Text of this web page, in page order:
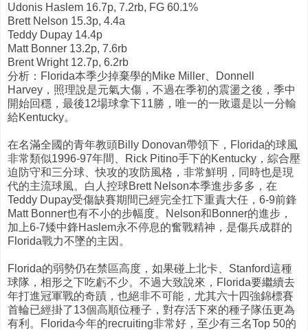
Udonis Haslem 16.7p, 7.2rb, FG 60.1%
Brett Nelson 15.3p, 4.4a
Teddy Dupay 14.4p
Matt Bonner 13.2p, 7.6rb
Brent Wright 12.7p, 6.2rb
分析：Florida本季少掉棄學的Mike Miller、Donnell
Harvey，照理說是元氣大傷，不過在季初的震盪之後，季中
開始回穩，最後12場球拿下11勝，唯一的一敗還是以一分輸
給Kentucky。
在名滿全國的青年教頭Billy Donovan帶領下，Florida的球風
非常類似1996-97年間、Rick Pitino手下的Kentucky，綜合壓
迫防守和三分球、快攻的攻防風格，非常鮮明，同時也是現
代的主流球風。白人控球Brett Nelson本季進步多多，在
Teddy Dupay受傷缺賽期間已經完全扛下重責大任，6-9前鋒
Matt Bonner也有不小的步幅度。Nelson和Bonner的進步，
加上6-7矮中鋒Haslem永不停息的奮戰精神，是傷兵成群的
Florida戰力不墜的主因。
Florida的弱勢仍在禁區高度，如果碰上北卡、Stanford這種
球隊，相形之下吃虧不少。不過大致說來，Florida要繼續去
年打進冠軍戰的奇蹟，也絕非不可能，尤其六十四強錦標賽
首輪已經掛了13個高順位種子，對存活下來的種子隊伍更為
有利。Florida今年的recruiting非常好，至少有三名Top 50的